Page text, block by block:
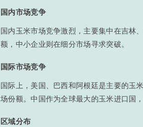
国内市场竞争
国内玉米市场竞争激烈，主要集中在吉林
额，中小企业则在细分市场寻求突破。
国际市场竞争
国际上，美国、巴西和阿根廷是主要的玉
场份额。中国作为全球最大的玉米进口国
区域分布